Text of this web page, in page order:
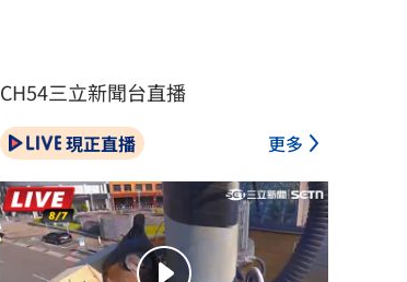
CH54三立新聞台直播
現正直播 更多